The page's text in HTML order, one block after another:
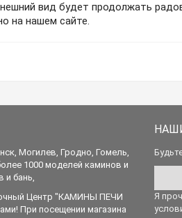
вид будет продолжать
на нашем сайте.
Могилев, Гродно, Гомель,
1000 моделей каминов и
и бань,
Центр "КАМИНЫ ПЕЧИ
При посещении магазина
Я